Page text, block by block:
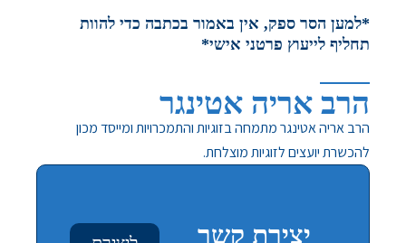
*למען הסר ספק, אין באמור בכתבה כדי להוות
תחליף לייעוץ פרטני אישי*
הרב אריה אטינגר
הרב אריה אטינגר מתמחה בזוגיות והתמכרויות ומייסד מכון
להכשרת יועצים לזוגיות מוצלחת.
יצירת קשר